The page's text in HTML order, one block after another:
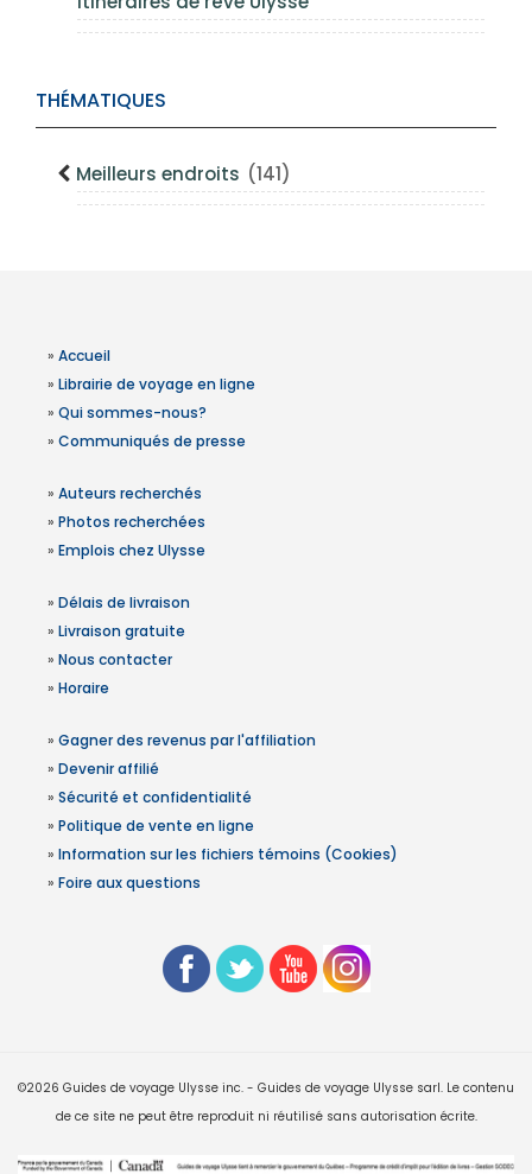
THÉMATIQUES
Meilleurs endroits (141)
» Accueil
» Librairie de voyage en ligne
» Qui sommes-nous?
» Communiqués de presse
» Auteurs recherchés
» Photos recherchées
» Emplois chez Ulysse
» Délais de livraison
» Livraison gratuite
» Nous contacter
» Horaire
» Gagner des revenus par l'affiliation
» Devenir affilié
» Sécurité et confidentialité
» Politique de vente en ligne
» Information sur les fichiers témoins (Cookies)
» Foire aux questions
©2026 Guides de voyage Ulysse inc. - Guides de voyage Ulysse sarl. Le contenu
de ce site ne peut être reproduit ni réutilisé sans autorisation écrite.